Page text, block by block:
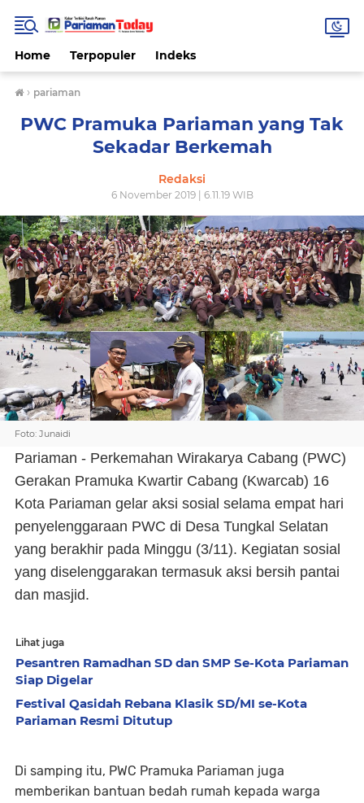
Home Terpopuler Indeks
› pariaman
PWC Pramuka Pariaman yang Tak
Sekadar Berkemah
Redaksi
6 November 2019 | 6.11.19 WIB
Foto: Junaidi
Pariaman - Perkemahan Wirakarya Cabang (PWC)
Gerakan Pramuka Kwartir Cabang (Kwarcab) 16
Kota Pariaman gelar aksi sosial selama empat hari
penyelenggaraan PWC di Desa Tungkal Selatan
yang berakhir pada Minggu (3/11). Kegiatan sosial
yang diselenggarakan termasuk aksi bersih pantai
dan masjid.
Lihat juga
Pesantren Ramadhan SD dan SMP Se-Kota Pariaman
Siap Digelar
Festival Qasidah Rebana Klasik SD/MI se-Kota
Pariaman Resmi Ditutup
Di samping itu, PWC Pramuka Pariaman juga
memberikan bantuan bedah rumah kepada warga